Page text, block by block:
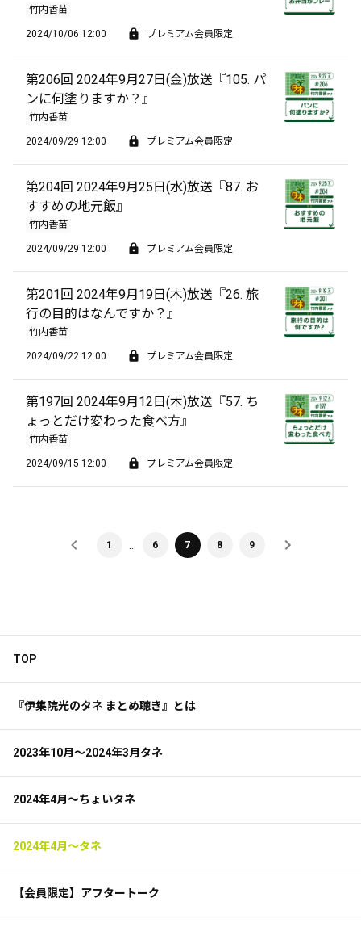
竹内香苗
2024/10/06 12:00 プレミアム会員限定
第206回 2024年9月27日(金)放送『105. パ
ンに何塗りますか？』
竹内香苗
2024/09/29 12:00 プレミアム会員限定
第204回 2024年9月25日(水)放送『87. お
すすめの地元飯』
竹内香苗
2024/09/29 12:00 プレミアム会員限定
第201回 2024年9月19日(木)放送『26. 旅
行の目的はなんですか？』
竹内香苗
2024/09/22 12:00 プレミアム会員限定
第197回 2024年9月12日(木)放送『57. ち
ょっとだけ変わった食べ方』
竹内香苗
2024/09/15 12:00 プレミアム会員限定
1 6 7 8 9
TOP
『伊集院光のタネ まとめ聴き』とは
2023年10月～2024年3月タネ
2024年4月～ちょいタネ
2024年4月～タネ
【会員限定】アフタートーク